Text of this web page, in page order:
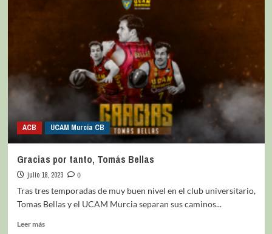
ACB UCAM Murcia CB
Gracias por tanto, Tomás Bellas
julio 18, 2023
0
Tras tres temporadas de muy buen nivel en el club universitario,
Tomas Bellas y el UCAM Murcia separan sus caminos...
Leer más